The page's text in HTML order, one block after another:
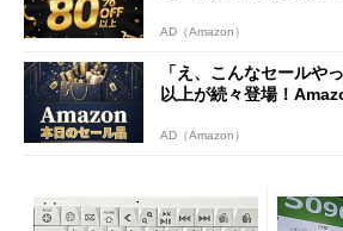
AD（Amazon）
「え、こんなセールや
以上が続々登場！
AD（Amazon）